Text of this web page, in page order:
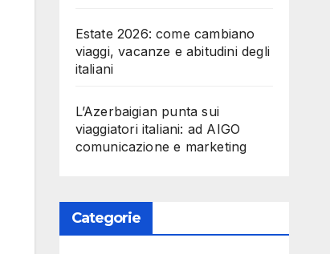
Estate 2026: come cambiano
viaggi, vacanze e abitudini degli
italiani
L’Azerbaigian punta sui
viaggiatori italiani: ad AIGO
comunicazione e marketing
Categorie